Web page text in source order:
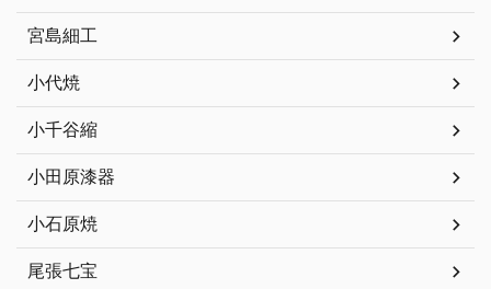
宮島細工
小代焼
小千谷縮
小田原漆器
小石原焼
尾張七宝